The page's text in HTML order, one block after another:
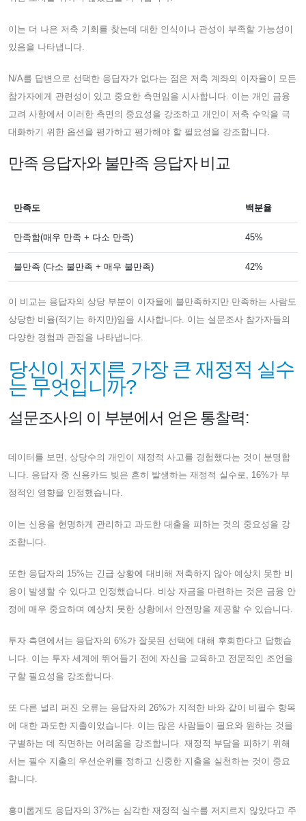
이는 더 나은 저축 기회를 찾는데 대한 인식이나 관성이 부족할 가능성이
있음을 나타냅니다.
N/A를 답변으로 선택한 응답자가 없다는 점은 저축 계좌의 이자율이 모든
참가자에게 관련성이 있고 중요한 측면임을 시사합니다. 이는 개인 금융
고려 사항에서 이러한 측면의 중요성을 강조하고 개인이 저축 수익을 극
대화하기 위한 옵션을 평가하고 평가해야 할 필요성을 강조합니다.
만족 응답자와 불만족 응답자 비교
만족도 백분율
만족함(매우 만족 + 다소 만족) 45%
불만족 (다소 불만족 + 매우 불만족) 42%
이 비교는 응답자의 상당 부분이 이자율에 불만족하지만 만족하는 사람도
상당한 비율(적기는 하지만)임을 시사합니다. 이는 설문조사 참가자들의
다양한 경험과 관점을 나타냅니다.
당신이 저지른 가장 큰 재정적 실수
는 무엇입니까?
설문조사의 이 부분에서 얻은 통찰력:
데이터를 보면, 상당수의 개인이 재정적 사고를 경험했다는 것이 분명합
니다. 응답자 중 신용카드 빚은 흔히 발생하는 재정적 실수로, 16%가 부
정적인 영향을 인정했습니다.
이는 신용을 현명하게 관리하고 과도한 대출을 피하는 것의 중요성을 강
조합니다.
또한 응답자의 15%는 긴급 상황에 대비해 저축하지 않아 예상치 못한 비
용이 발생할 수 있다고 인정했습니다. 비상 자금을 마련하는 것은 금융 안
정에 매우 중요하며 예상치 못한 상황에서 안전망을 제공할 수 있습니다.
투자 측면에서는 응답자의 6%가 잘못된 선택에 대해 후회한다고 답했습
니다. 이는 투자 세계에 뛰어들기 전에 자신을 교육하고 전문적인 조언을
구할 필요성을 강조합니다.
또 다른 널리 퍼진 오류는 응답자의 26%가 지적한 바와 같이 비필수 항목
에 대한 과도한 지출이었습니다. 이는 많은 사람들이 필요와 원하는 것을
구별하는 데 직면하는 어려움을 강조합니다. 재정적 부담을 피하기 위해
서는 필수 지출의 우선순위를 정하고 신중한 지출을 실천하는 것이 중요
합니다.
흥미롭게도 응답자의 37%는 심각한 재정적 실수를 저지르지 않았다고 주